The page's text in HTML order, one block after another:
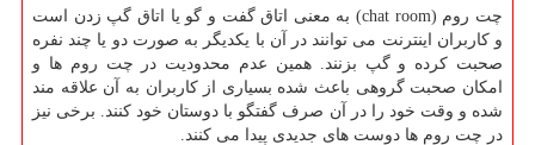
چت روم (chat room)
به معنی اتاق گفت و گو یا اتاق گپ زدن است
و کاربران اینترنت می توانند در آن با یکدیگر به صورت دو یا چند نفره
صحبت کرده و گپ بزنند. همین عدم محدودیت در چت روم ها و
امکان صحبت گروهی باعث شده بسیاری از کاربران به آن علاقه مند
شده و وقت خود را در آن صرف گفتگو با دوستان خود کنند. برخی نیز
در چت روم ها دوست های جدیدی پیدا می کنند